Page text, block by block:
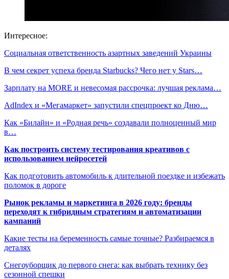
Интересное:
Социальная ответственность азартных заведений Украины
В чем секрет успеха бренда Starbucks? Чего нет у Stars…
Зарплату на MORE и невесомая рассрочка: лучшая реклама…
AdIndex и «Мегамаркет» запустили спецпроект ко Дню…
Как «Билайн» и «Родная речь» создавали полноценный мир
в…
Как построить систему тестирования креативов с
использованием нейросетей
Как подготовить автомобиль к длительной поездке и избежать
поломок в дороге
Рынок рекламы и маркетинга в 2026 году: бренды
переходят к гибридным стратегиям и автоматизации
кампаний
Какие тесты на беременность самые точные? Разбираемся в
деталях
Снегоуборщик до первого снега: как выбрать технику без
сезонной спешки